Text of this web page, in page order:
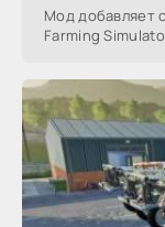
Мод добавляет
Farming